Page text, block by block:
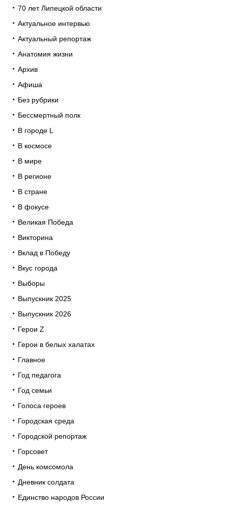
70 лет Липецкой области
Актуальное интервью
Актуальный репортаж
Анатомия жизни
Архив
Афиша
Без рубрики
Бессмертный полк
В городе L
В космосе
В мире
В регионе
В стране
В фокусе
Великая Победа
Викторина
Вклад в Победу
Вкус города
Выборы
Выпускник 2025
Выпускник 2026
Герои Z
Герои в белых халатах
Главное
Год педагога
Год семьи
Голоса героев
Городская среда
Городской репортаж
Горсовет
День комсомола
Дневник солдата
Единство народов России